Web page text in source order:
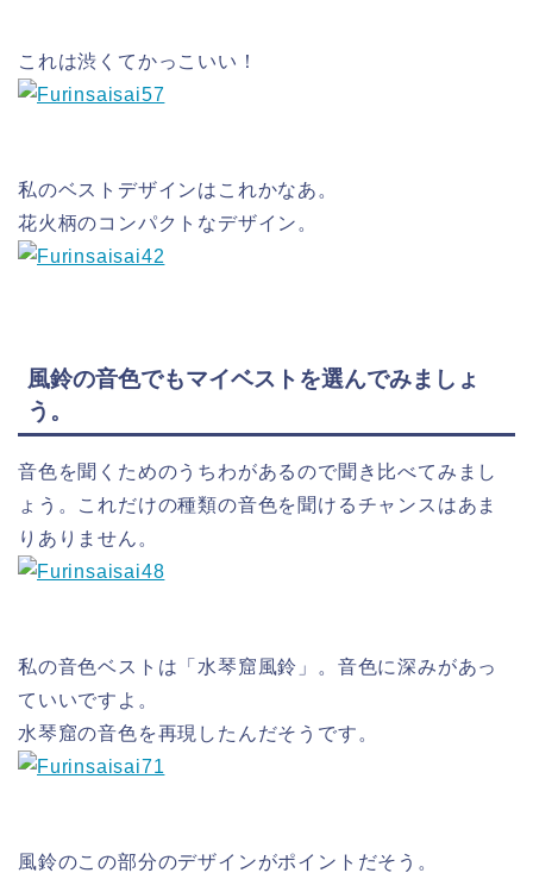
これは渋くてかっこいい！
私のベストデザインはこれかなあ。
花火柄のコンパクトなデザイン。
風鈴の音色でもマイベストを選んでみましょ
う。
音色を聞くためのうちわがあるので聞き比べてみまし
ょう。これだけの種類の音色を聞けるチャンスはあま
りありません。
私の音色ベストは「水琴窟風鈴」。音色に深みがあっ
ていいですよ。
水琴窟の音色を再現したんだそうです。
風鈴のこの部分のデザインがポイントだそう。